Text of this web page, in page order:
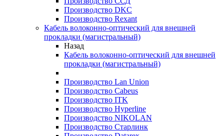
Производство DKC
Производство Rexant
Кабель волоконно-оптический для внешней
прокладки (магистральный)
Назад
Кабель волоконно-оптический для внешней
прокладки (магистральный)
Производство Lan Union
Производство Cabeus
Производство ITK
Производство Hyperline
Производство NIKOLAN
Производство Старлинк